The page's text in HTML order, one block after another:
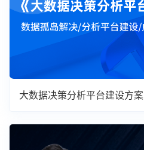
大数据决策分析平台建设方案